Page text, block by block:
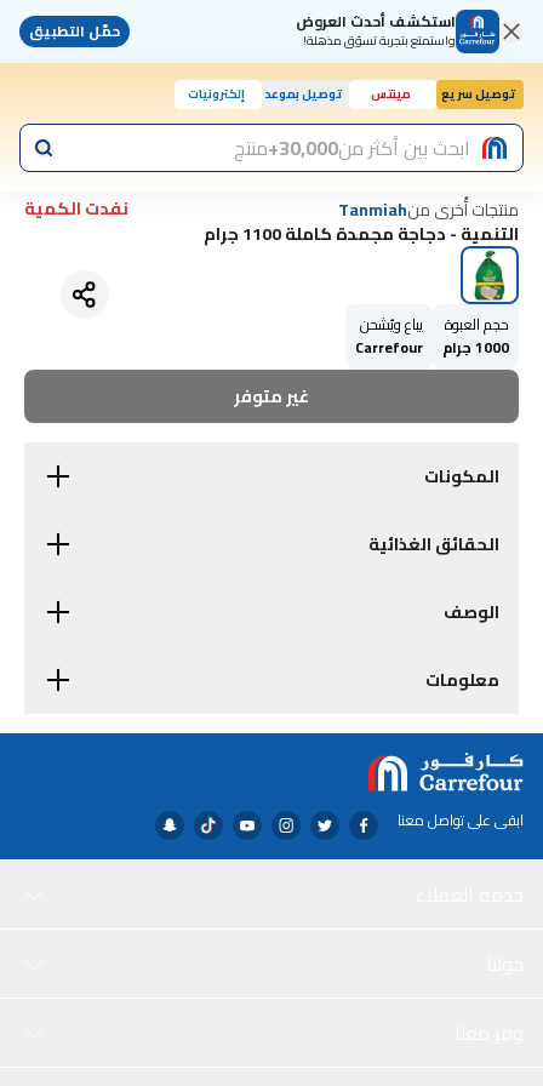
استكشف أحدث العروض
واستمتع بتجربة تسوّق مذهلة! حمّل التطبيق
توصيل سريع مينتس توصيل بموعد إلكترونيات
ابحث بين أكثر من30,000+ منتج
منتجات أُخرى منTanmiah
نفدت الكمية
التنمية - دجاجة مجمدة كاملة 1100 جرام
حجم العبوة
1000 جرام
يباع ويُشحن
Carrefour
غير متوفر
المكونات
الحقائق الغذائية
الوصف
معلومات
ابقى على تواصل معنا